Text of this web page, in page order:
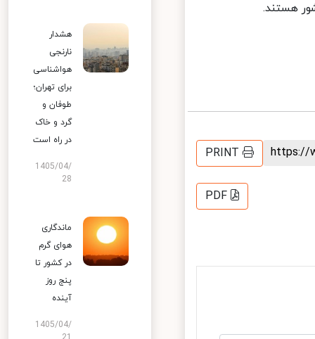
PRINT
PDF
هشدار
نارنجی
هواشناسی
برای تهران؛
طوفان و
گرد و خاک
در راه است
1405/04/
28
ماندگاری
هوای گرم
در کشور تا
پنج روز
آینده
1405/04/